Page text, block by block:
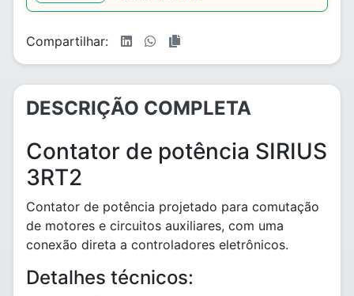
Compartilhar:
DESCRIÇÃO COMPLETA
Contator de potência SIRIUS
3RT2
Contator de potência projetado para comutação
de motores e circuitos auxiliares, com uma
conexão direta a controladores eletrônicos.
Detalhes técnicos: